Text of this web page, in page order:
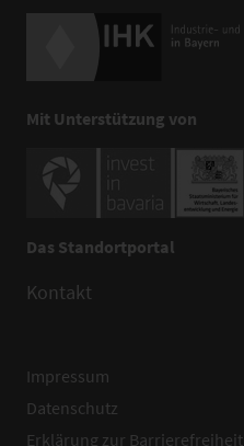
Mit Unterstützung von
Das Standortportal
Kontakt
Impressum
Datenschutz
Erklärung zur Barrierefreiheit